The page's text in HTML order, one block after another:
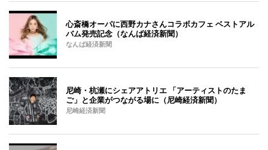
心斎橋オーパに西野カナさんコラボカフェ ベストアル
バム発売記念（なんば経済新聞）
なんば経済新聞
尼崎・杭瀬にシェアアトリエ 「アーティストのたま
ご」と企業がつながる場に（尼崎経済新聞）
尼崎経済新聞